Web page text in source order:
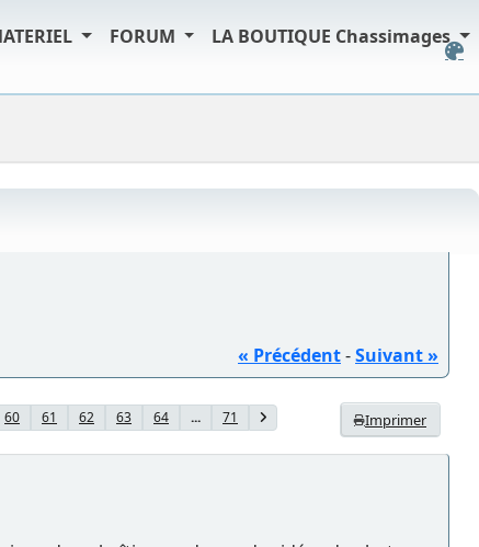
FORUM LA BOUTIQUE Chassimages
« Précédent-Suivant »
Imprimer
60 61 62 63 64 ... 71